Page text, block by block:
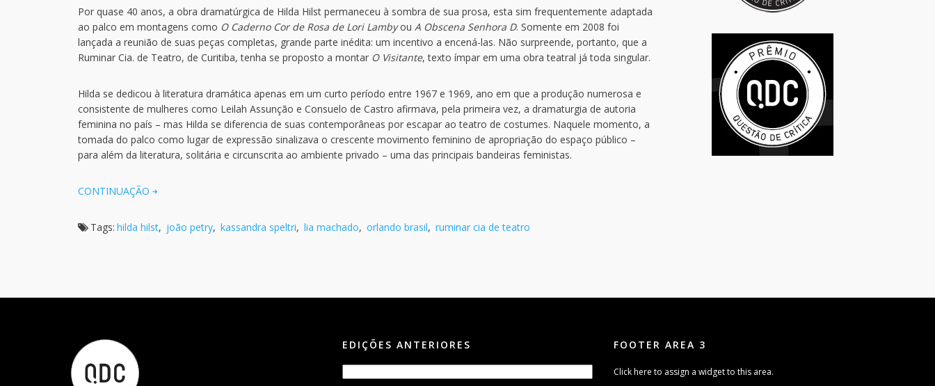
Por quase 40 anos, a obra dramatúrgica de Hilda Hilst permaneceu à sombra de sua prosa, esta sim frequentemente adaptada
ao palco em montagens como O Caderno Cor de Rosa de Lori Lambyou A Obscena Senhora D. Somente em 2008 foi
lançada a reunião de suas peças completas, grande parte inédita: um incentivo a encená-las. Não surpreende, portanto, que a
Ruminar Cia. de Teatro, de Curitiba, tenha se proposto a montar O Visitante, texto ímpar em uma obra teatral já toda singular.
Hilda se dedicou à literatura dramática apenas em um curto período entre 1967 e 1969, ano em que a produção numerosa e
consistente de mulheres como Leilah Assunção e Consuelo de Castro afirmava, pela primeira vez, a dramaturgia de autoria
feminina no país – mas Hilda se diferencia de suas contemporâneas por escapar ao teatro de costumes. Naquele momento, a
tomada do palco como lugar de expressão sinalizava o crescente movimento feminino de apropriação do espaço público –
para além da literatura, solitária e circunscrita ao ambiente privado – uma das principais bandeiras feministas.
CONTINUAÇÃO
Tags: hilda hilst, joão petry, kassandra speltri, lia machado, orlando brasil, ruminar cia de teatro
EDIÇÕES ANTERIORES FOOTER AREA 3
Click here to assign a widget to this area.